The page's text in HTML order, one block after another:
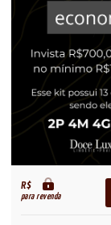
R$
para revenda